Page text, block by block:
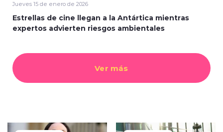
Jueves 15 de enero de 2026
Estrellas de cine llegan a la Antártica mientras
expertos advierten riesgos ambientales
Ver más